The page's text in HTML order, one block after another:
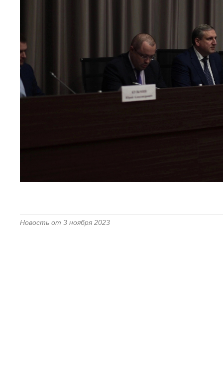
Новость от 3 ноября 2023